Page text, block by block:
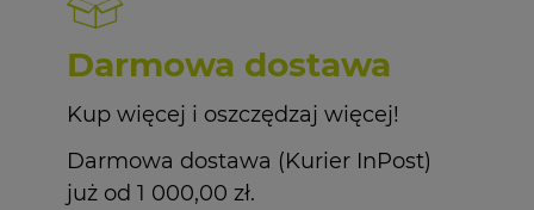
Darmowa dostawa
Kup więcej i oszczędzaj więcej!
Darmowa dostawa (Kurier InPost)
już od 1 000,00 zł.